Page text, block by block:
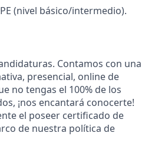
(nivel básico/intermedio).
Contamos con una
presencial, online de
no tengas el 100% de los
¡nos encantará conocerte!
el poseer certificado de
de nuestra política de